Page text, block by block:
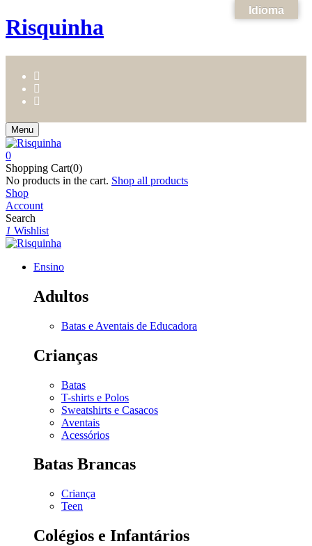
Risquinha
Menu
0
Shopping Cart(0)
No products in the cart. Shop all products
Shop
Account
Search
1 Wishlist
Ensino
Adultos
Batas e Aventais de Educadora
Crianças
Batas
T-shirts e Polos
Sweatshirts e Casacos
Aventais
Acessórios
Batas Brancas
Criança
Teen
Colégios e Infantários
Idioma